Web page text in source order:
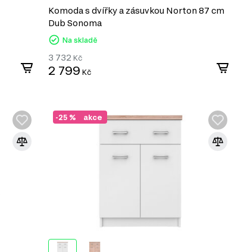
Komoda s dvířky a zásuvkou Norton 87 cm
Dub Sonoma
Na skladě
3 732 Kč
2 799 Kč
akce
-25 %